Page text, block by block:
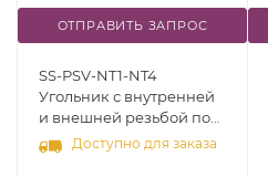
ОТПРАВИТЬ ЗАПРОС
SS-PSV-NT1-NT4
Угольник с внутренней
и внешней резьбой под
45°, [NPT 1/16" - NPT 1/4"],
нерж.сталь 316
Доступно для заказа